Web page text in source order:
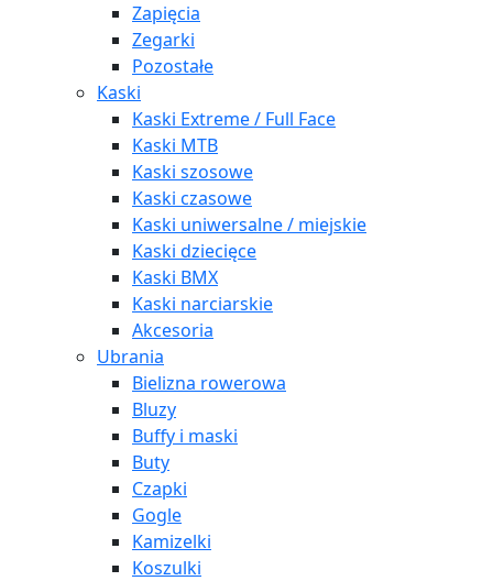
Zapięcia
Zegarki
Pozostałe
Kaski
Kaski Extreme / Full Face
Kaski MTB
Kaski szosowe
Kaski czasowe
Kaski uniwersalne / miejskie
Kaski dziecięce
Kaski BMX
Kaski narciarskie
Akcesoria
Ubrania
Bielizna rowerowa
Bluzy
Buffy i maski
Buty
Czapki
Gogle
Kamizelki
Koszulki